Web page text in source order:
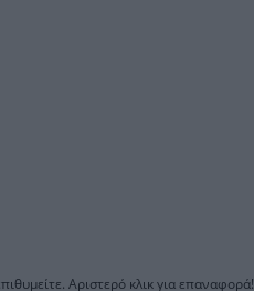
Αριστερό κλικ για επαναφορά!